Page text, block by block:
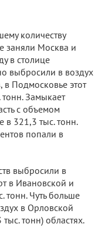
количеству
заняли Москва и
в столице
выбросили в воздух
в Подмосковье этот
тонн. Замыкает
с объемом
в 321,3 тыс. тонн.
попали в
выбросили в
в Ивановской и
тонн. Чуть больше
в Орловской
тонн) областях.